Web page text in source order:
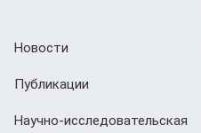
Новости
Публикации
Научно-исследовательская